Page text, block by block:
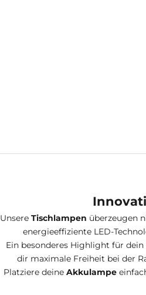
Unsere Tischlampen überzeugen
energieeffiziente LED-
Ein besonderes Highlight für dein
dir maximale Freiheit bei der
Platziere deine Akkulampe